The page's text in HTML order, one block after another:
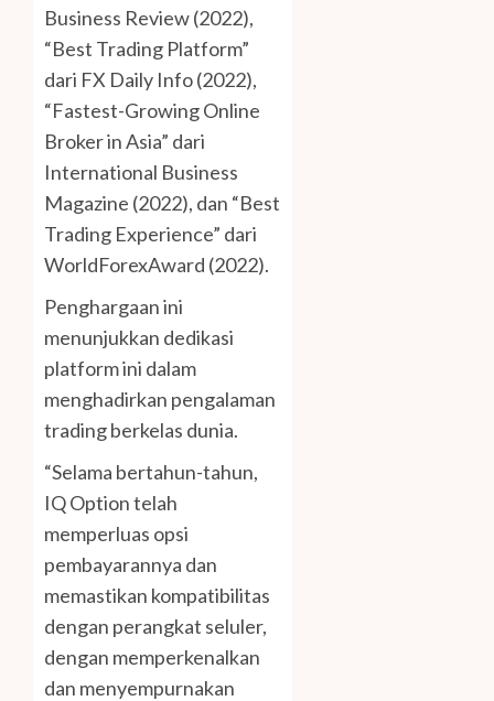
Business Review (2022),
“Best Trading Platform”
dari FX Daily Info (2022),
“Fastest-Growing Online
Broker in Asia” dari
International Business
Magazine (2022), dan “Best
Trading Experience” dari
WorldForexAward (2022).
Penghargaan ini
menunjukkan dedikasi
platform ini dalam
menghadirkan pengalaman
trading berkelas dunia.
“Selama bertahun-tahun,
IQ Option telah
memperluas opsi
pembayarannya dan
memastikan kompatibilitas
dengan perangkat seluler,
dengan memperkenalkan
dan menyempurnakan